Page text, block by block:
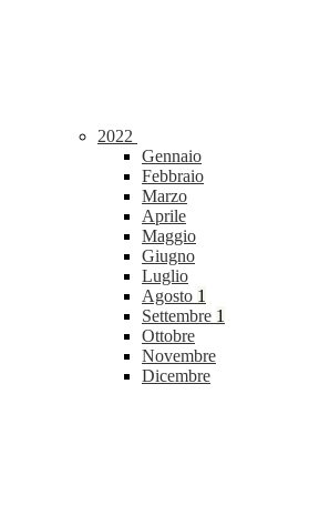
2022
Gennaio
Febbraio
Marzo
Aprile
Maggio
Giugno
Luglio
Agosto 1
Settembre 1
Ottobre
Novembre
Dicembre